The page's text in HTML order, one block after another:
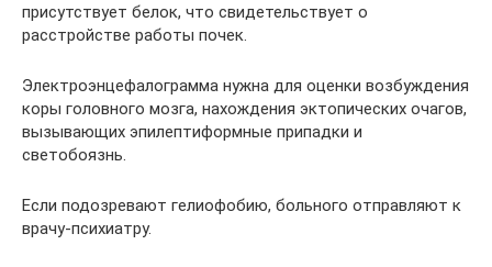
присутствует белок, что свидетельствует о
расстройстве работы почек.
Электроэнцефалограмма нужна для оценки возбуждения
коры головного мозга, нахождения эктопических очагов,
вызывающих эпилептиформные припадки и
светобоязнь.
Если подозревают гелиофобию, больного отправляют к
врачу-психиатру.